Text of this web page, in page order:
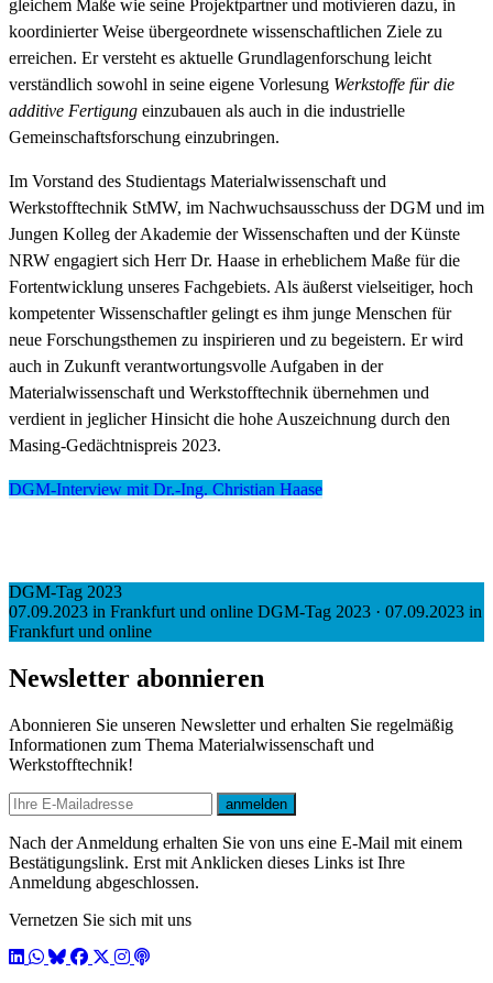
gleichem Maße wie seine Projektpartner und motivieren dazu, in
koordinierter Weise übergeordnete wissenschaftlichen Ziele zu
erreichen. Er versteht es aktuelle Grundlagenforschung leicht
verständlich sowohl in seine eigene Vorlesung Werkstoffe für die
additive Fertigung einzubauen als auch in die industrielle
Gemeinschaftsforschung einzubringen.
Im Vorstand des Studientags Materialwissenschaft und
Werkstofftechnik StMW, im Nachwuchsausschuss der DGM und im
Jungen Kolleg der Akademie der Wissenschaften und der Künste
NRW engagiert sich Herr Dr. Haase in erheblichem Maße für die
Fortentwicklung unseres Fachgebiets. Als äußerst vielseitiger, hoch
kompetenter Wissenschaftler gelingt es ihm junge Menschen für
neue Forschungsthemen zu inspirieren und zu begeistern. Er wird
auch in Zukunft verantwortungsvolle Aufgaben in der
Materialwissenschaft und Werkstofftechnik übernehmen und
verdient in jeglicher Hinsicht die hohe Auszeichnung durch den
Masing-Gedächtnispreis 2023.
DGM-Interview mit Dr.-Ing. Christian Haase
DGM-Tag 2023
07.09.2023 in Frankfurt und online DGM-Tag 2023 · 07.09.2023 in
Frankfurt und online
Newsletter abonnieren
Abonnieren Sie unseren Newsletter und erhalten Sie regelmäßig
Informationen zum Thema Materialwissenschaft und
Werkstofftechnik!
E-mail
anmelden
Nach der Anmeldung erhalten Sie von uns eine E-Mail mit einem
Bestätigungslink. Erst mit Anklicken dieses Links ist Ihre
Anmeldung abgeschlossen.
Vernetzen Sie sich mit uns
LinkedIn
WhatsApp
BlueSky
Facebook
X / Twitter
Instagram
Podcast